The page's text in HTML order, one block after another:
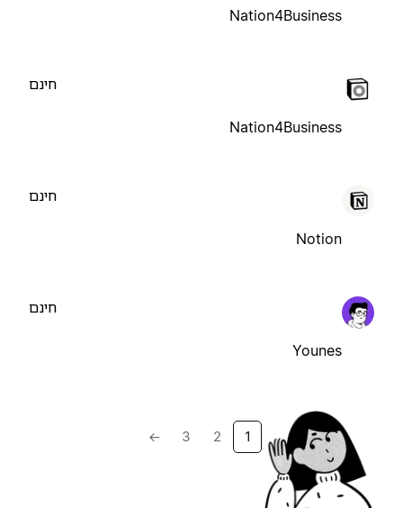
Nation4Business
Nation4Business
חינם
Notion
חינם
Younes
חינם
1
2
3
→